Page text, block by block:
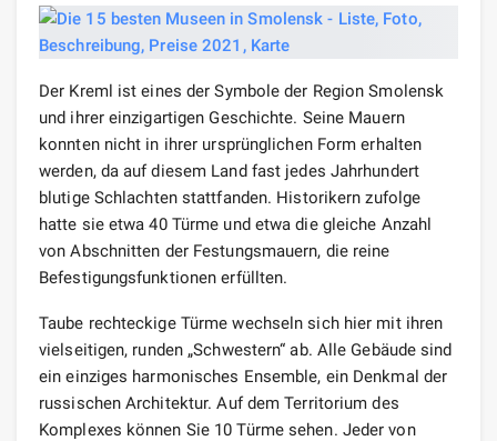
Der Kreml ist eines der Symbole der Region Smolensk
und ihrer einzigartigen Geschichte. Seine Mauern
konnten nicht in ihrer ursprünglichen Form erhalten
werden, da auf diesem Land fast jedes Jahrhundert
blutige Schlachten stattfanden. Historikern zufolge
hatte sie etwa 40 Türme und etwa die gleiche Anzahl
von Abschnitten der Festungsmauern, die reine
Befestigungsfunktionen erfüllten.
Taube rechteckige Türme wechseln sich hier mit ihren
vielseitigen, runden „Schwestern“ ab. Alle Gebäude sind
ein einziges harmonisches Ensemble, ein Denkmal der
russischen Architektur. Auf dem Territorium des
Komplexes können Sie 10 Türme sehen. Jeder von